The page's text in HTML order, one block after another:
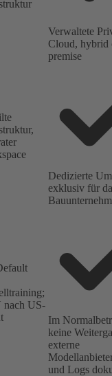
Verwaltete
Cloud, hybrid
premise
Dedizierte
exklusiv für
nach US-
Im
keine
externe
und Logs